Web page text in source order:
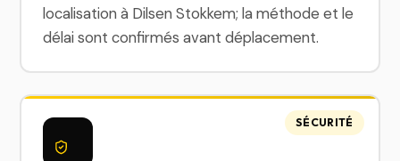
localisation à Dilsen Stokkem; la méthode et le
délai sont confirmés avant déplacement.
SÉCURITÉ